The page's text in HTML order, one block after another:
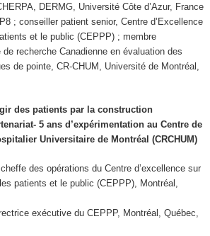
DERMG, Université Côte d’Azur, France
; conseiller patient senior, Centre d’Excellence
et le public (CEPPP) ; membre
recherche Canadienne en évaluation des
de pointe, CR-CHUM, Université de Montréal,
des patients par la construction
5 ans d’expérimentation au Centre de
Universitaire de Montréal (CRCHUM)
des opérations du Centre d’excellence sur
patients et le public (CEPPP), Montréal,
exécutive du CEPPP, Montréal, Québec,